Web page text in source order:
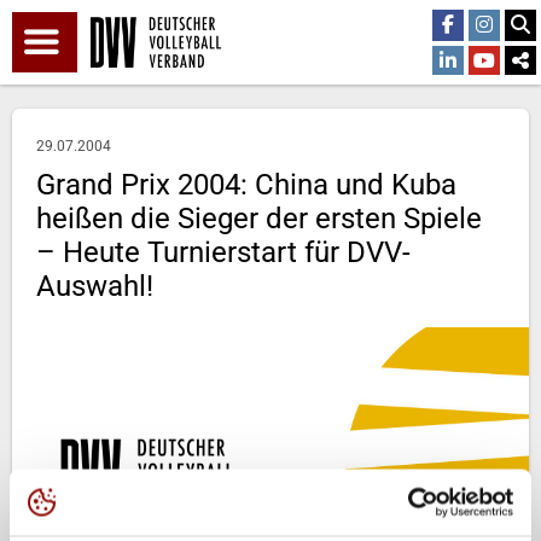
29.07.2004
Grand Prix 2004: China und Kuba
heißen die Sieger der ersten Spiele
– Heute Turnierstart für DVV-
Auswahl!